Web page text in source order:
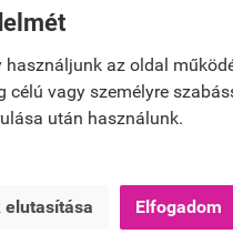
az oldal
célú vagy személyre
után használunk.
elutasítása Elfogadom